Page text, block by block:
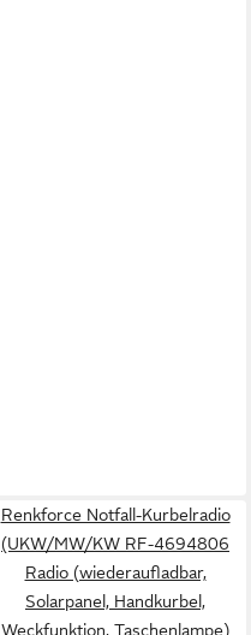
Renkforce Notfall-Kurbelradio
(UKW/MW/KW RF-4694806
Radio (wiederaufladbar,
Solarpanel, Handkurbel,
Weckfunktion, Taschenlampe)